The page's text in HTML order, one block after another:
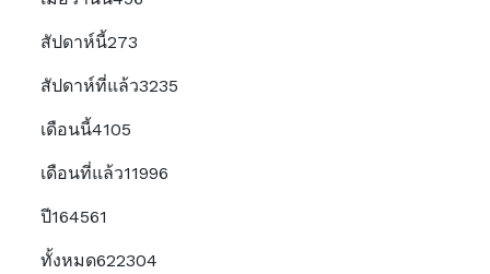
สัปดาห์นี้273
สัปดาห์ที่แล้ว3235
เดือนนี้4105
เดือนที่แล้ว11996
ปี164561
ทั้งหมด622304